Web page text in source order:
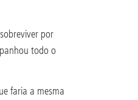
por
todo o
faria a mesma